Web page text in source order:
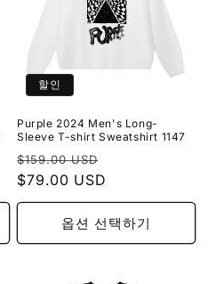
할인
Purple 2024 Men's Long-
Sleeve T-shirt Sweatshirt 1147
정
가
$159.00 USD
가
$79.00 USD
옵션 선택하기